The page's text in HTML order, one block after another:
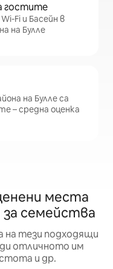
гостите
Fi и Басейн в
на Булле
на Булле са
– средна оценка
места
семейства
на тези подходящи
отличното им
и др.